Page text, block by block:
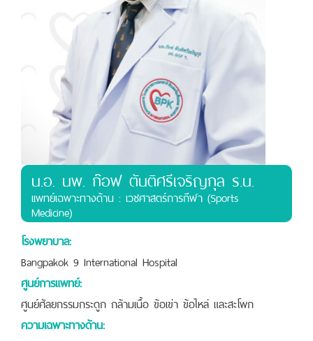
น.อ. นพ. ก๊อฟ ตันติศรีเจริญกุล ร.น.
เเพทย์เฉพาะทางด้าน : เวชศาสตร์การกีฬา (Sports
Medicine)
โรงพยาบาล:
Bangpakok 9 International Hospital
ศูนย์การแพทย์:
ศูนย์ศัลยกรรมกระดูก กล้ามเนื้อ ข้อเข่า ข้อไหล่ และสะโพก
ความเฉพาะทางด้าน: